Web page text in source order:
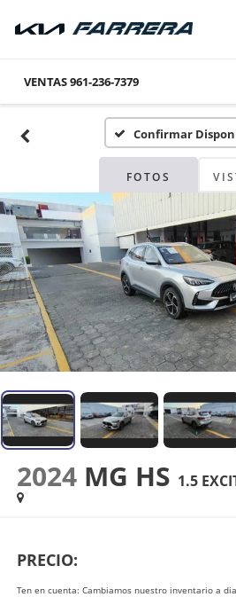
VENTAS961-236-7379
Confirmar
FOTOS
2024 MG HS 1.5
PRECIO:
Ten en cuenta: Cambiamos nuestro inventario a